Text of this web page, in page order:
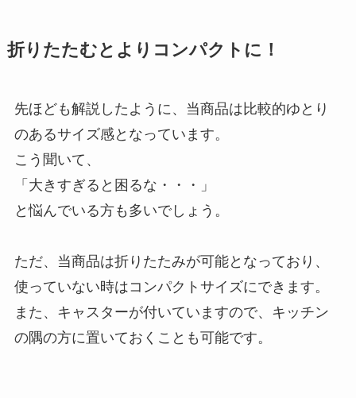
折りたたむとよりコンパクトに！
先ほども解説したように、当商品は比較的ゆとり
のあるサイズ感となっています。
こう聞いて、
「大きすぎると困るな・・・」
と悩んでいる方も多いでしょう。
ただ、当商品は折りたたみが可能となっており、
使っていない時はコンパクトサイズにできます。
また、キャスターが付いていますので、キッチン
の隅の方に置いておくことも可能です。